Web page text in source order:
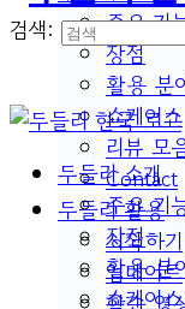
주요 기
장점
활용 분
쇼케이스
리뷰 모
Contact
두들리 활용
시작하기
업데이트
검색:
두들리 소개
주요 기
장점
활용 분
쇼케이스